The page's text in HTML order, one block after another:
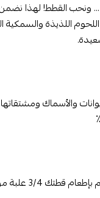
... ونحب القطط! لهذا
اللذيذة والسمكية